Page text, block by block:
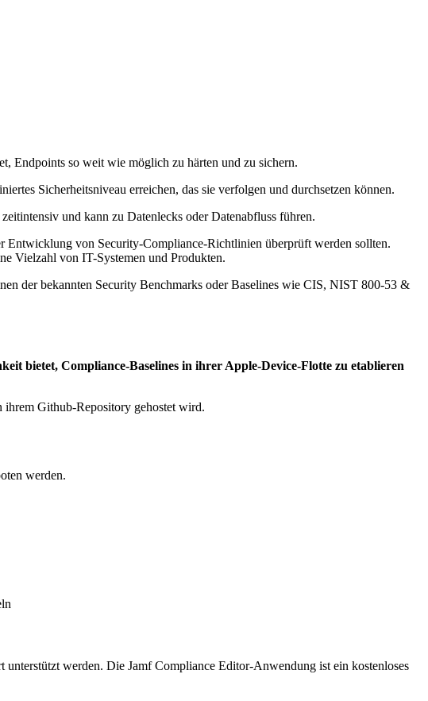
Endpoints so weit wie möglich zu härten und zu sichern.
Sicherheitsniveau erreichen, das sie verfolgen und durchsetzen können.
und kann zu Datenlecks oder Datenabfluss führen.
Entwicklung von Security-Compliance-Richtlinien überprüft werden sollten.
Vielzahl von IT-Systemen und Produkten.
der bekannten Security Benchmarks oder Baselines wie CIS, NIST 800-53 &
bietet, Compliance-Baselines in ihrer Apple-Device-Flotte zu etablieren
Github-Repository gehostet wird.
werden.
werden. Die Jamf Compliance Editor-Anwendung ist ein kostenloses